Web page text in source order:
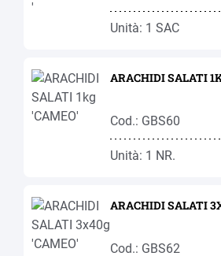
Unità: 1 SAC
ARACHIDI SALATI
Cod.: GBS60
Unità: 1 NR.
ARACHIDI SALATI
Cod.: GBS62